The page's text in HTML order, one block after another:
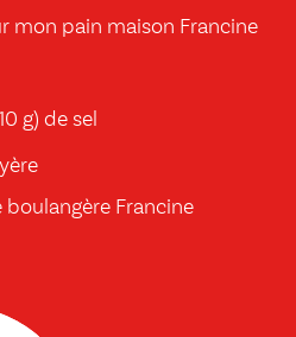
mon pain maison Francine
g) de sel
boulangère Francine